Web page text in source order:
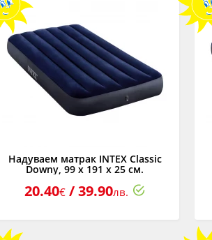
Надуваем матрак INTEX Classic
Downy, 99 х 191 х 25 см.
20.40€ / 39.90лв.